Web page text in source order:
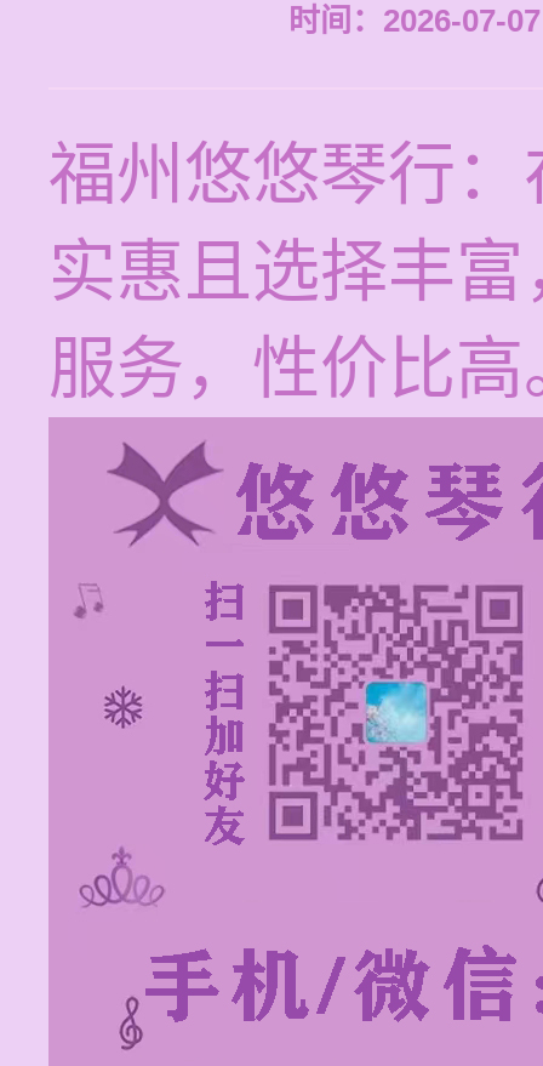
时间：2026-07-
福州悠悠琴行
实惠且选择丰
服务，性价比高